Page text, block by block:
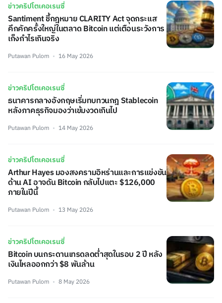
ข่าวคริปโตเคอเรนซี่
Santiment ชี้กฎหมาย CLARITY Act จุดกระแส
คึกคักครั้งใหญ่ในตลาด Bitcoin แต่เตือนระวังการ
เก็งกำไรเกินจริง
Putawan Pulom 16 May 2026
ข่าวคริปโตเคอเรนซี่
ธนาคารกลางอังกฤษเริ่มทบทวนกฎ Stablecoin
หลังภาคธุรกิจมองว่าเข้มงวดเกินไป
Putawan Pulom 14 May 2026
ข่าวคริปโตเคอเรนซี่
Arthur Hayes มองสงครามอิหร่านและการแข่งขัน
ด้าน AI อาจดัน Bitcoin กลับไปแตะ $126,000
ภายในปีนี้
Putawan Pulom 13 May 2026
ข่าวคริปโตเคอเรนซี่
Bitcoin บนกระดานเทรดลดต่ำสุดในรอบ 2 ปี หลัง
เงินไหลออกกว่า $8 พันล้าน
Putawan Pulom 8 May 2026